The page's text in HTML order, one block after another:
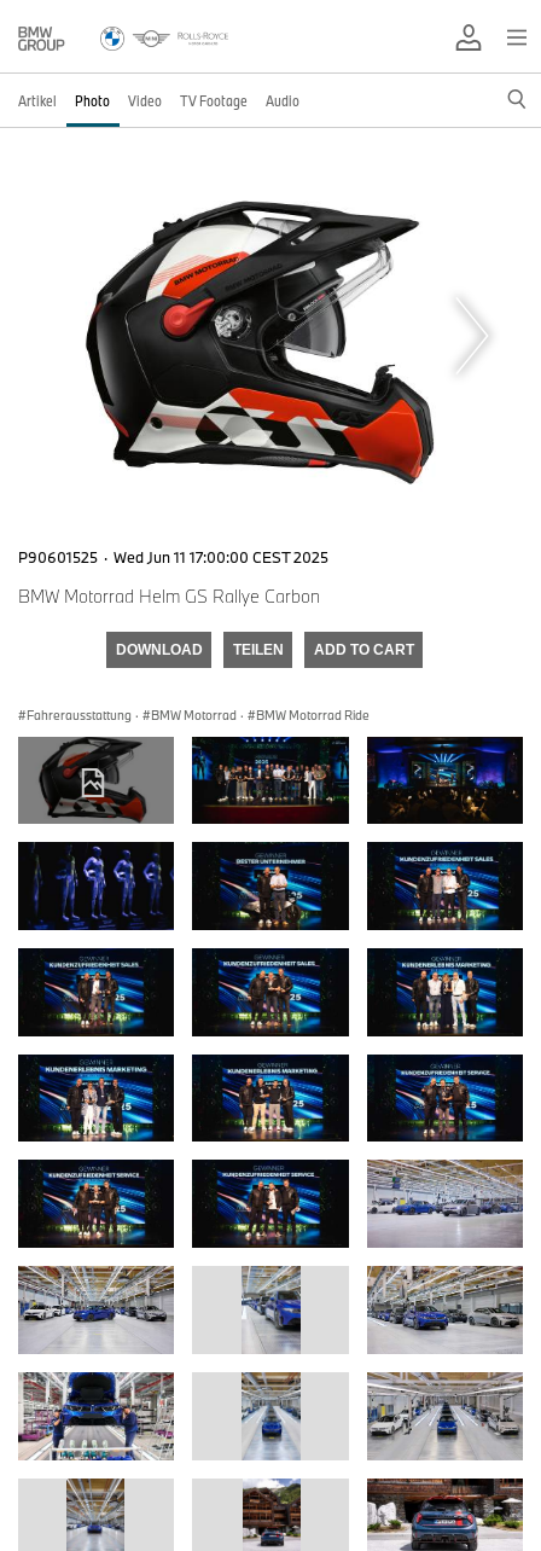
Artikel Photo Video TV Footage Audio
P90601525 · Wed Jun 11 17:00:00 CEST 2025
BMW Motorrad Helm GS Rallye Carbon
DOWNLOAD TEILEN ADD TO CART
Fahrerausstattung · BMW Motorrad · BMW Motorrad Ride